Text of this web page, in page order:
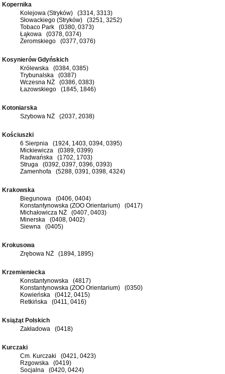
Kopernika
Kolejowa (Stryków) (3314, 3313)
Słowackiego (Stryków) (3251, 3252)
Tobaco Park (0380, 0373)
Łąkowa (0378, 0374)
Żeromskiego (0377, 0376)
Kosynierów Gdyńskich
Królewska (0384, 0385)
Trybunalska (0387)
Wczesna NŻ (0386, 0383)
Łazowskiego (1845, 1846)
Kotoniarska
Szybowa NŻ (2037, 2038)
Kościuszki
6 Sierpnia (1924, 1403, 0394, 0395)
Mickiewicza (0389, 0399)
Radwańska (1702, 1703)
Struga (0392, 0397, 0396, 0393)
Zamenhofa (5288, 0391, 0398, 4324)
Krakowska
Biegunowa (0406, 0404)
Konstantynowska (ZOO Orientarium) (0417)
Michałowicza NŻ (0407, 0403)
Minerska (0408, 0402)
Siewna (0405)
Krokusowa
Zrębowa NŻ (1894, 1895)
Krzemieniecka
Konstantynowska (4817)
Konstantynowska (ZOO Orientarium) (0350)
Kowieńska (0412, 0415)
Retkińska (0411, 0416)
Książąt Polskich
Zakładowa (0418)
Kurczaki
Cm. Kurczaki (0421, 0423)
Rzgowska (0419)
Socjalna (0420, 0424)